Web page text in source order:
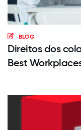
BLOG
Direitos dos
Best